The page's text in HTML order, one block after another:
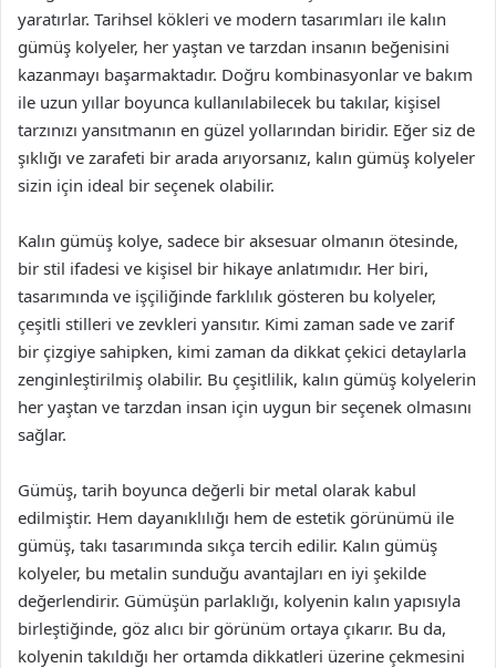
yaratırlar. Tarihsel kökleri ve modern tasarımları ile kalın
gümüş kolyeler, her yaştan ve tarzdan insanın beğenisini
kazanmayı başarmaktadır. Doğru kombinasyonlar ve bakım
ile uzun yıllar boyunca kullanılabilecek bu takılar, kişisel
tarzınızı yansıtmanın en güzel yollarından biridir. Eğer siz de
şıklığı ve zarafeti bir arada arıyorsanız, kalın gümüş kolyeler
sizin için ideal bir seçenek olabilir.
Kalın gümüş kolye, sadece bir aksesuar olmanın ötesinde,
bir stil ifadesi ve kişisel bir hikaye anlatımıdır. Her biri,
tasarımında ve işçiliğinde farklılık gösteren bu kolyeler,
çeşitli stilleri ve zevkleri yansıtır. Kimi zaman sade ve zarif
bir çizgiye sahipken, kimi zaman da dikkat çekici detaylarla
zenginleştirilmiş olabilir. Bu çeşitlilik, kalın gümüş kolyelerin
her yaştan ve tarzdan insan için uygun bir seçenek olmasını
sağlar.
Gümüş, tarih boyunca değerli bir metal olarak kabul
edilmiştir. Hem dayanıklılığı hem de estetik görünümü ile
gümüş, takı tasarımında sıkça tercih edilir. Kalın gümüş
kolyeler, bu metalin sunduğu avantajları en iyi şekilde
değerlendirir. Gümüşün parlaklığı, kolyenin kalın yapısıyla
birleştiğinde, göz alıcı bir görünüm ortaya çıkarır. Bu da,
kolyenin takıldığı her ortamda dikkatleri üzerine çekmesini